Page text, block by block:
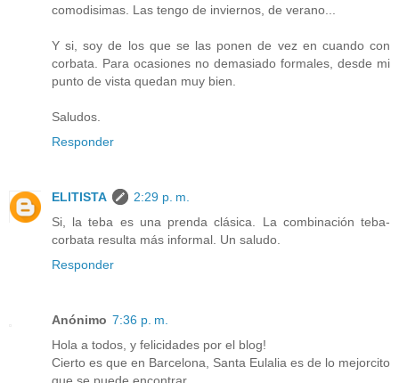
comodisimas. Las tengo de inviernos, de verano...
Y si, soy de los que se las ponen de vez en cuando con
corbata. Para ocasiones no demasiado formales, desde mi
punto de vista quedan muy bien.
Saludos.
Responder
ELITISTA
2:29 p. m.
Si, la teba es una prenda clásica. La combinación teba-
corbata resulta más informal. Un saludo.
Responder
Anónimo 7:36 p. m.
Hola a todos, y felicidades por el blog!
Cierto es que en Barcelona, Santa Eulalia es de lo mejorcito
que se puede encontrar.